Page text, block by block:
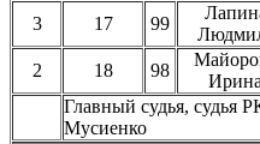
3 17 99
2 18 98
Ирина
Мусиенко